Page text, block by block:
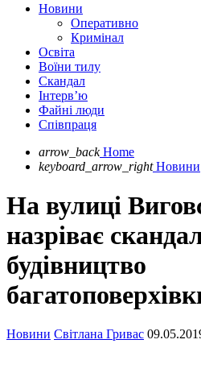
Новини
Оперативно
Кримінал
Освіта
Воїни тилу
Скандал
Інтерв’ю
Файні люди
Співпраця
arrow_back Home
keyboard_arrow_right Новини
На вулиці
назріває
будівництво
Новини Світлана Гривас